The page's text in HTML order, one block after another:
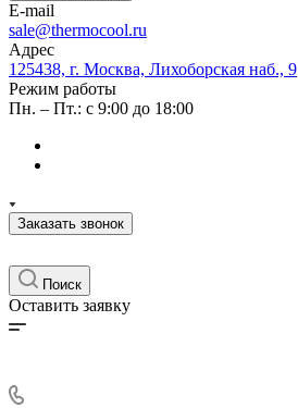
E-mail
sale@thermocool.ru
Адрес
125438, г. Москва, Лихоборская наб., 9
Режим работы
Пн. – Пт.: с 9:00 до 18:00
Заказать звонок
Поиск
Оставить заявку